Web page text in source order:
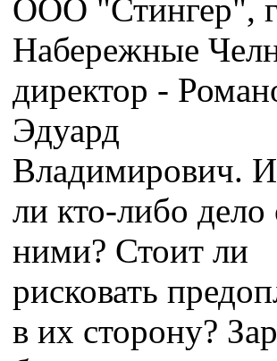
ООО "Стингер",
Набережные
директор -
Эдуард
Владимирович.
ли кто-либо дело
ними? Стоит ли
рисковать
в их сторону?